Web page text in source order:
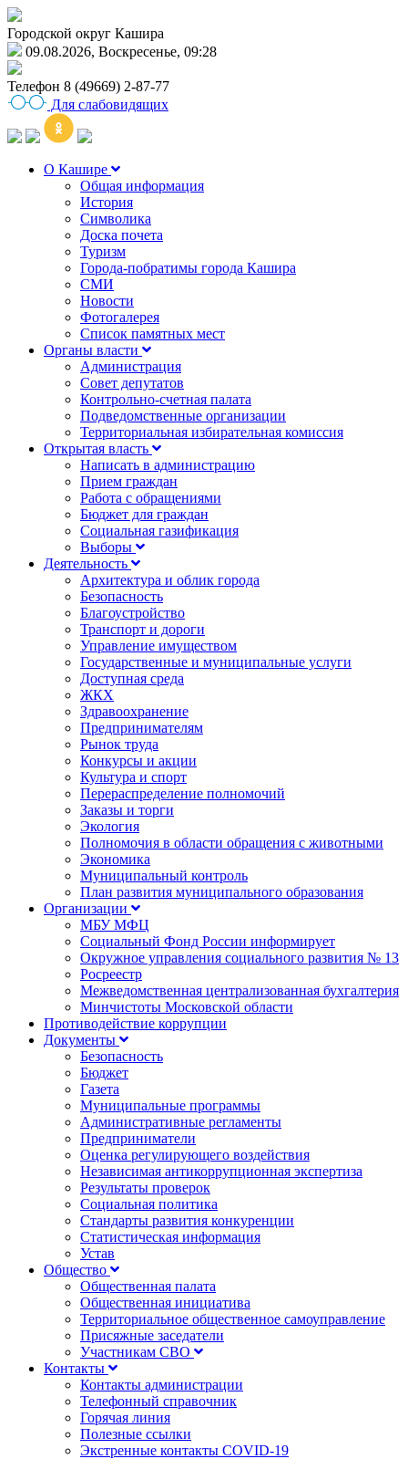
Городской округ Кашира
09.08.2026, Воскресенье, 09:28
Телефон 8 (49669) 2-87-77
Для слабовидящих
О Кашире
Общая информация
История
Символика
Доска почета
Туризм
Города-побратимы города Кашира
СМИ
Новости
Фотогалерея
Список памятных мест
Органы власти
Администрация
Совет депутатов
Контрольно-счетная палата
Подведомственные организации
Территориальная избирательная комиссия
Открытая власть
Написать в администрацию
Прием граждан
Работа с обращениями
Бюджет для граждан
Социальная газификация
Выборы
Деятельность
Архитектура и облик города
Безопасность
Благоустройство
Транспорт и дороги
Управление имуществом
Государственные и муниципальные услуги
Доступная среда
ЖКХ
Здравоохранение
Предпринимателям
Рынок труда
Конкурсы и акции
Культура и спорт
Перераспределение полномочий
Заказы и торги
Экология
Полномочия в области обращения с животными
Экономика
Муниципальный контроль
План развития муниципального образования
Организации
МБУ МФЦ
Социальный Фонд России информирует
Окружное управления социального развития № 13
Росреестр
Межведомственная централизованная бухгалтерия
Минчистоты Московской области
Противодействие коррупции
Документы
Безопасность
Бюджет
Газета
Муниципальные программы
Административные регламенты
Предприниматели
Оценка регулирующего воздействия
Независимая антикоррупционная экспертиза
Результаты проверок
Социальная политика
Стандарты развития конкуренции
Статистическая информация
Устав
Общество
Общественная палата
Общественная инициатива
Территориальное общественное самоуправление
Присяжные заседатели
Участникам СВО
Контакты
Контакты администрации
Телефонный справочник
Горячая линия
Полезные ссылки
Экстренные контакты COVID-19